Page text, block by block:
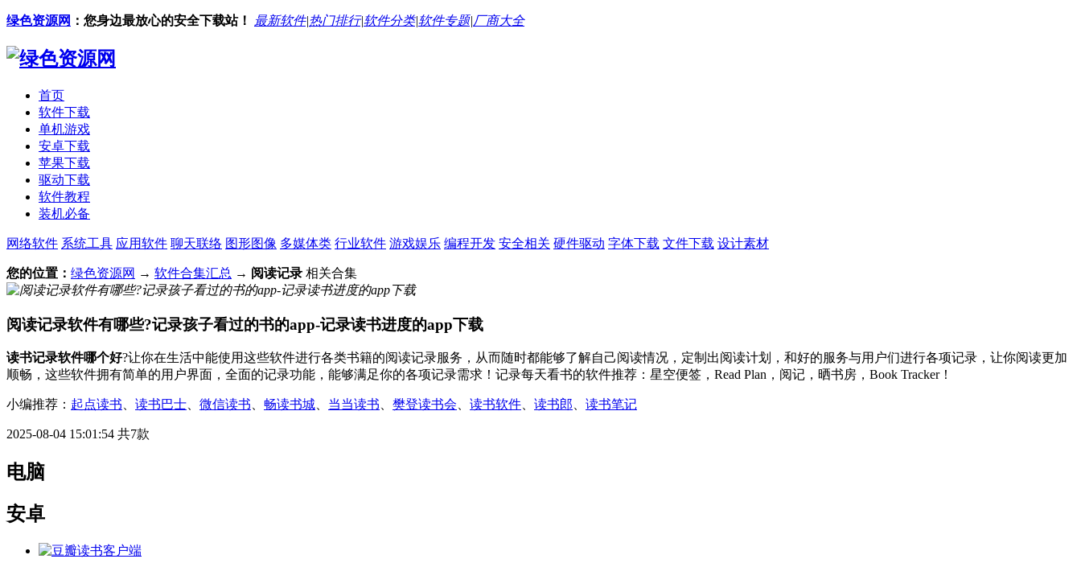
绿色资源网 ：您身边最放心的安全下载站！ 最新软件|热门排行|软件分类|软件专题|厂商大全
首页
软件下载
单机游戏
安卓下载
苹果下载
驱动下载
软件教程
装机必备
网络软件 系统工具 应用软件 聊天联络 图形图像 多媒体类 行业软件 游戏娱乐 编程开发 安全相关 硬件驱动 字体下载 文件下载 设计素材
您的位置： 绿色资源网 → 软件合集汇总 → 阅读记录 相关合集
阅读记录软件有哪些?记录孩子看过的书的app-记录读书进度的app下载
读书记录软件哪个好?让你在生活中能使用这些软件进行各类书籍的阅读记录服务，从而随时都能够了解自己阅读情况，定制出阅读计划，和好的服务与用户们进行各项记录，让你阅读更加
顺畅，这些软件拥有简单的用户界面，全面的记录功能，能够满足你的各项记录需求！记录每天看书的软件推荐：星空便签，Read Plan，阅记，晒书房，Book Tracker！
小编推荐： 起点读书 读书巴士 微信读书 畅读书城 当当读书 樊登读书会 读书软件 读书郎 读书笔记
2025-08-04 15:01:54 共7款
电脑
安卓